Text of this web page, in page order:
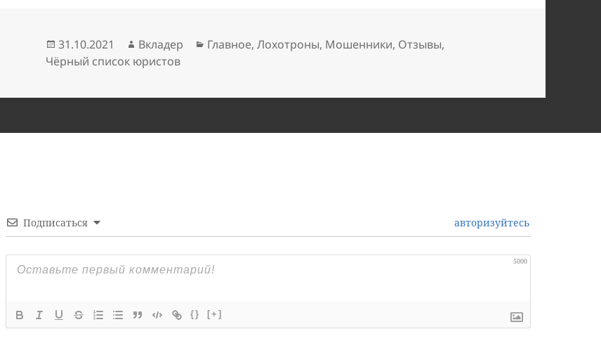
Опубликовано
31.10.2021 Автор
Вкладер Рубрики
Главное,Лохотроны, Мошенники, Отзывы,
Чёрный список юристов
Подписаться авторизуйтесь
5000
{} [+]